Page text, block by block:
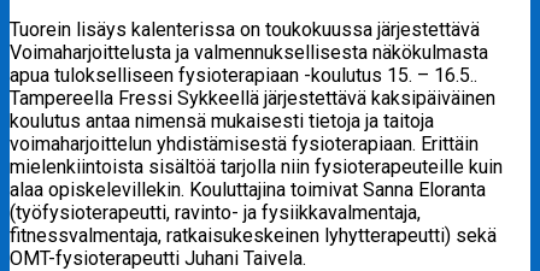
Tuorein lisäys kalenterissa on toukokuussa järjestettävä
Voimaharjoittelusta ja valmennuksellisesta näkökulmasta
apua tulokselliseen fysioterapiaan -koulutus 15. – 16.5..
Tampereella Fressi Sykkeellä järjestettävä kaksipäiväinen
koulutus antaa nimensä mukaisesti tietoja ja taitoja
voimaharjoittelun yhdistämisestä fysioterapiaan. Erittäin
mielenkiintoista sisältöä tarjolla niin fysioterapeuteille kuin
alaa opiskelevillekin. Kouluttajina toimivat Sanna Eloranta
(työfysioterapeutti, ravinto- ja fysiikkavalmentaja,
fitnessvalmentaja, ratkaisukeskeinen lyhytterapeutti) sekä
OMT-fysioterapeutti Juhani Taivela.